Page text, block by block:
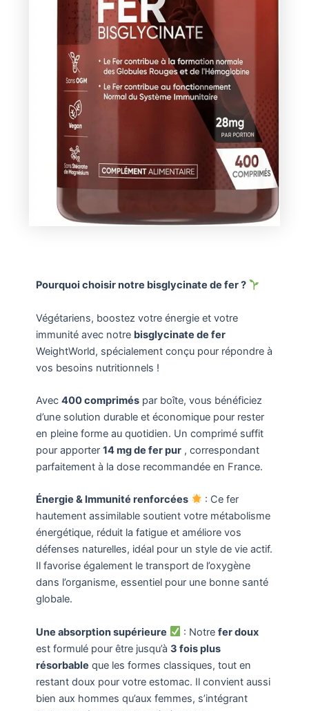
Pourquoi choisir notre bisglycinate de fer ?
Végétariens, boostez votre énergie et votre
immunité avec notre bisglycinate de fer
WeightWorld, spécialement conçu pour répondre à
vos besoins nutritionnels !
Avec 400 compriméspar boîte, vous bénéficiez
d’une solution durable et économique pour rester
en pleine forme au quotidien. Un comprimé suffit
pour apporter 14 mg de fer pur, correspondant
parfaitement à la dose recommandée en France.
Énergie & Immunité renforcées
: Ce fer
hautement assimilable soutient votre métabolisme
énergétique, réduit la fatigue et améliore vos
défenses naturelles, idéal pour un style de vie actif.
Il favorise également le transport de l’oxygène
dans l’organisme, essentiel pour une bonne santé
globale.
Une absorption supérieure : Notrefer doux
est formulé pour être jusqu’à 3 fois plus
résorbable que les formes classiques, tout en
restant doux pour votre estomac. Il convient aussi
bien aux hommes qu’aux femmes, s’intégrant